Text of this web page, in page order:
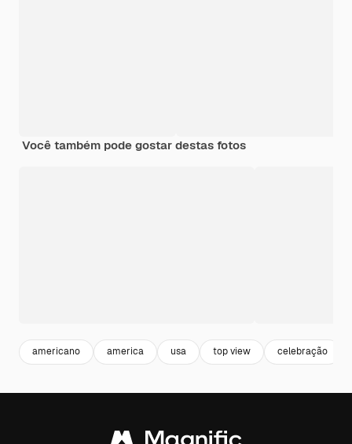
Você também pode gostar destas fotos
americano america usa top view celebração